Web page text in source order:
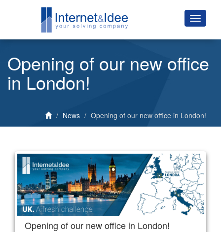
Opening of our new office
in London!
News Opening of our new office in London!
Opening of our new office in London!